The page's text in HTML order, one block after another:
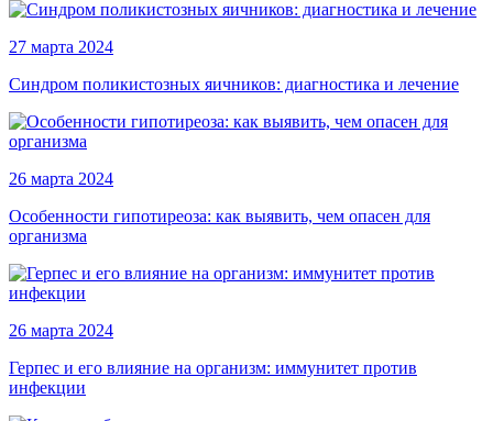
27 марта 2024
Синдром поликистозных яичников: диагностика и лечение
26 марта 2024
Особенности гипотиреоза: как выявить, чем опасен для
организма
26 марта 2024
Герпес и его влияние на организм: иммунитет против
инфекции